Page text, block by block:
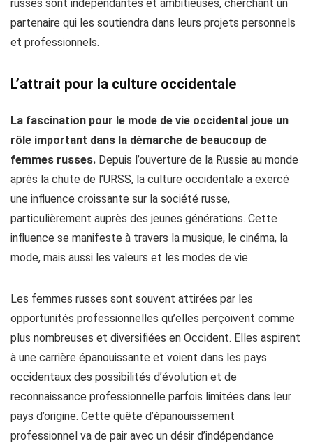
russes sont indépendantes et ambitieuses, cherchant un
partenaire qui les soutiendra dans leurs projets personnels
et professionnels.
L’attrait pour la culture occidentale
La fascination pour le mode de vie occidental joue un
rôle important dans la démarche de beaucoup de
femmes russes. Depuis l’ouverture de la Russie au monde
après la chute de l’URSS, la culture occidentale a exercé
une influence croissante sur la société russe,
particulièrement auprès des jeunes générations. Cette
influence se manifeste à travers la musique, le cinéma, la
mode, mais aussi les valeurs et les modes de vie.
Les femmes russes sont souvent attirées par les
opportunités professionnelles qu’elles perçoivent comme
plus nombreuses et diversifiées en Occident. Elles aspirent
à une carrière épanouissante et voient dans les pays
occidentaux des possibilités d’évolution et de
reconnaissance professionnelle parfois limitées dans leur
pays d’origine. Cette quête d’épanouissement
professionnel va de pair avec un désir d’indépendance